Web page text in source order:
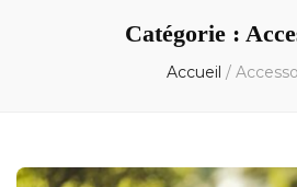
Catégorie :
Accueil /